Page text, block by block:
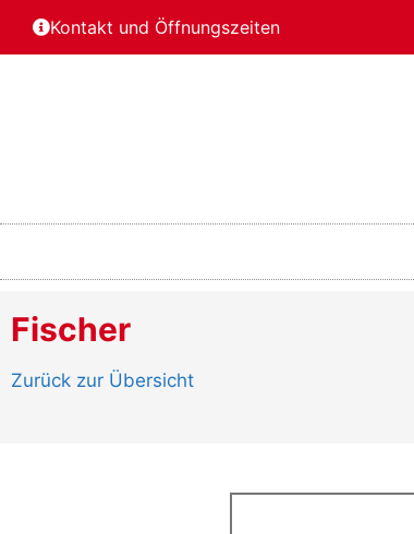
Kontakt und Öffnungszeiten
Fischer
Zurück zur Übersicht